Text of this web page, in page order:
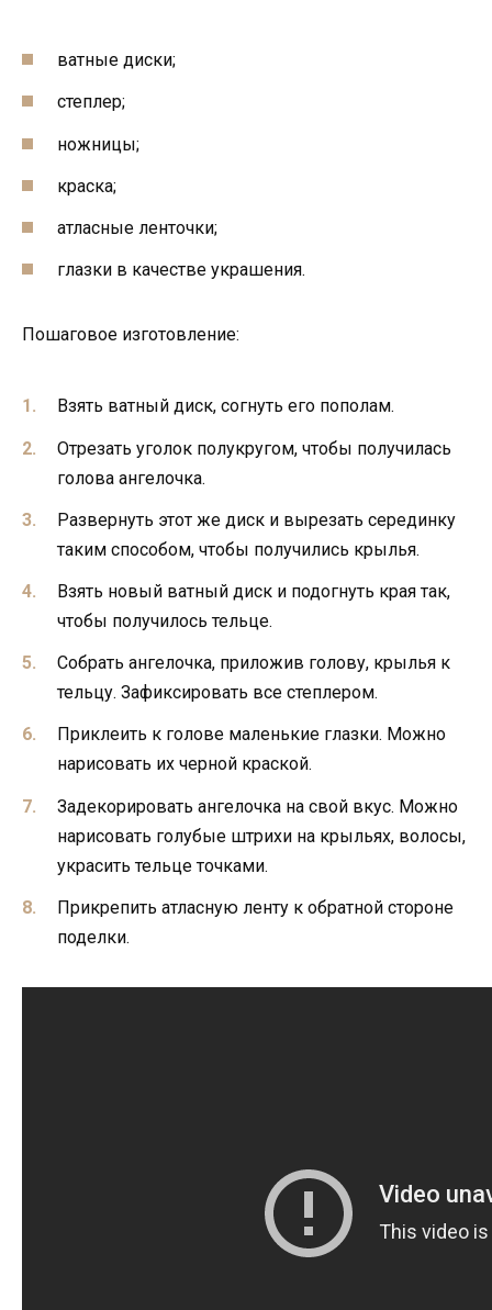
ватные диски;
степлер;
ножницы;
краска;
атласные ленточки;
глазки в качестве украшения.
Пошаговое изготовление:
Взять ватный диск, согнуть его пополам.
Отрезать уголок полукругом, чтобы получилась
голова ангелочка.
Развернуть этот же диск и вырезать серединку
таким способом, чтобы получились крылья.
Взять новый ватный диск и подогнуть края так,
чтобы получилось тельце.
Собрать ангелочка, приложив голову, крылья к
тельцу. Зафиксировать все степлером.
Приклеить к голове маленькие глазки. Можно
нарисовать их черной краской.
Задекорировать ангелочка на свой вкус. Можно
нарисовать голубые штрихи на крыльях, волосы,
украсить тельце точками.
Прикрепить атласную ленту к обратной стороне
поделки.